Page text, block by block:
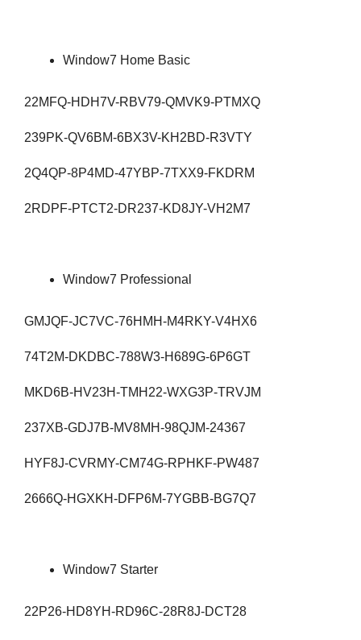
Window7 Home Basic
22MFQ-HDH7V-RBV79-QMVK9-PTMXQ
239PK-QV6BM-6BX3V-KH2BD-R3VTY
2Q4QP-8P4MD-47YBP-7TXX9-FKDRM
2RDPF-PTCT2-DR237-KD8JY-VH2M7
Window7 Professional
GMJQF-JC7VC-76HMH-M4RKY-V4HX6
74T2M-DKDBC-788W3-H689G-6P6GT
MKD6B-HV23H-TMH22-WXG3P-TRVJM
237XB-GDJ7B-MV8MH-98QJM-24367
HYF8J-CVRMY-CM74G-RPHKF-PW487
2666Q-HGXKH-DFP6M-7YGBB-BG7Q7
Window7 Starter
22P26-HD8YH-RD96C-28R8J-DCT28